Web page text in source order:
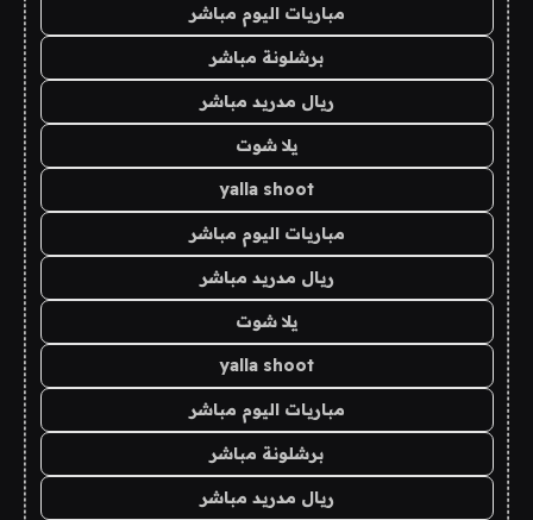
مباريات اليوم مباشر
برشلونة مباشر
ريال مدريد مباشر
يلا شوت
yalla shoot
مباريات اليوم مباشر
ريال مدريد مباشر
يلا شوت
yalla shoot
مباريات اليوم مباشر
برشلونة مباشر
ريال مدريد مباشر